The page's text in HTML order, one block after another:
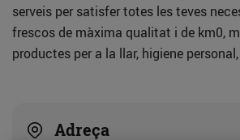
serveis per satisfer totes les teves
frescos de màxima qualitat i de km0,
productes per a la llar, higiene
Adreça